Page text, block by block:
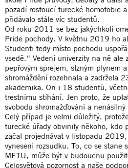
pozadí rostoucí turecké homofobie
přidávalo stále víc studentů.
Od roku 2011 se bez jakýchkoli
Pride pochody. V květnu 2019 ho
Studenti tedy místo pochodu
vsedě.“ Vedení univerzity na ně ale
pepřovým sprejem, slzným plynem
shromáždění rozehnala a zadržela
akademika. On i 18 studentů,
trestnímu stíhání. Jen proto, že
svobodu shromažďování a
Celý případ je velmi důležitý,
turecké úřady obvinily někoho, kdo
začal projednávat v listopadu
vynesení rozsudku. To, co se stane
METU, může být v budoucnu
Celosvětová pozornost a naše